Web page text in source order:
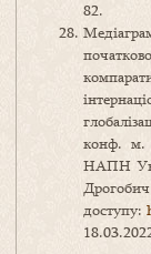
82.
конф. м.
НАПН
доступу: